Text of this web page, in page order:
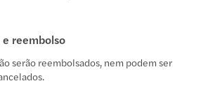
reembolso
serão reembolsados, nem podem ser